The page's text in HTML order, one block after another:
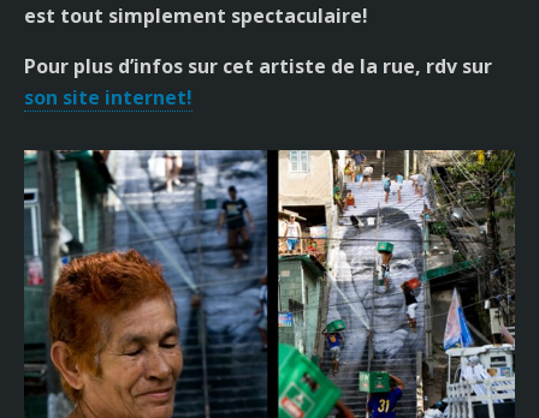
est tout simplement spectaculaire!
Pour plus d’infos sur cet artiste de la rue, rdv sur
son site internet!